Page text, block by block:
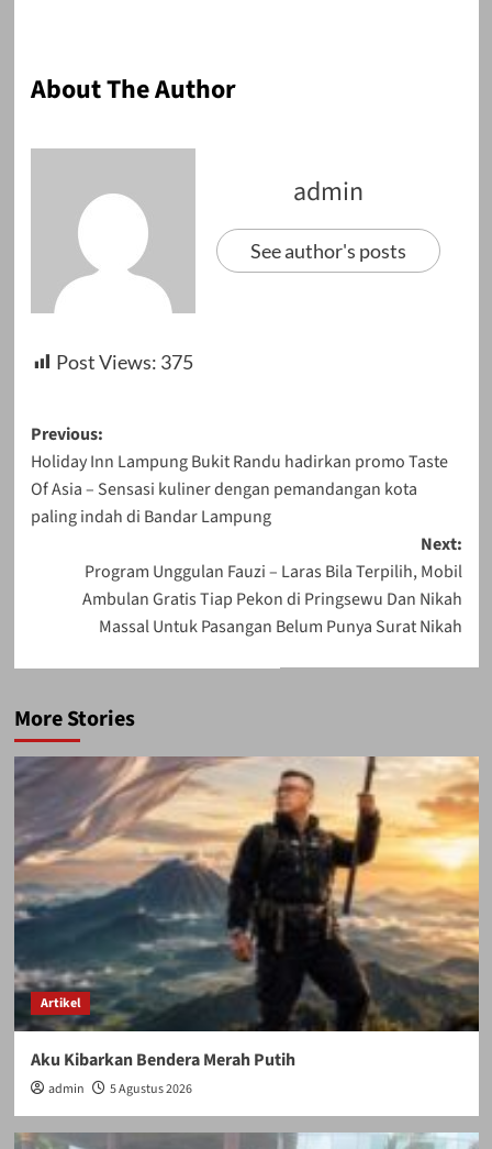
About The Author
admin
See author's posts
Post Views: 375
Post
navigation
Previous:
Holiday Inn Lampung Bukit Randu hadirkan promo Taste
Of Asia – Sensasi kuliner dengan pemandangan kota
paling indah di Bandar Lampung
Next:
Program Unggulan Fauzi – Laras Bila Terpilih, Mobil
Ambulan Gratis Tiap Pekon di Pringsewu Dan Nikah
Massal Untuk Pasangan Belum Punya Surat Nikah
More Stories
Artikel
Aku Kibarkan Bendera Merah Putih
admin 5 Agustus 2026